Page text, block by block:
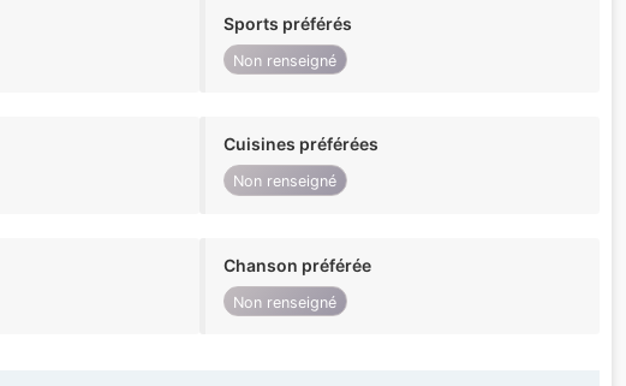
Sports préférés
Non renseigné
Cuisines préférées
Non renseigné
Chanson préférée
Non renseigné